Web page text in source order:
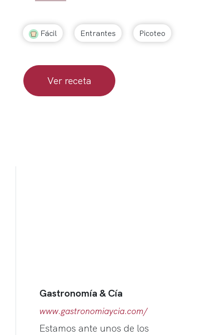
Fácil Entrantes Picoteo
Ver receta
Gastronomía & Cía
www.gastronomiaycia.com/
Estamos ante unos de los